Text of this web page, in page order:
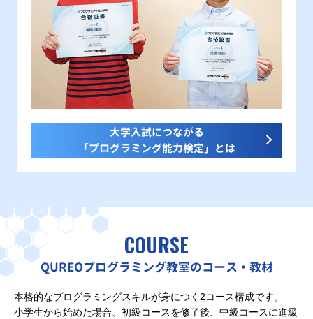
大学入試につながる
「プログラミング能力検定」とは
COURSE
QUREOプログラミング教室のコース・教材
本格的なプログラミングスキルが身につく2コース構成です。
小学生から始めた場合、初級コースを修了後、中級コースに進級